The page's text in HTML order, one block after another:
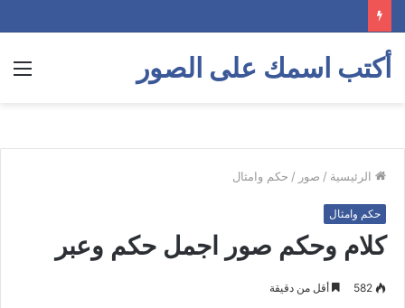
أكتب اسمك على الصور
الرئيسية / صور / حكم وامثال
حكم وامثال
كلام وحكم صور اجمل حكم وعبر
582 أقل من دقيقة